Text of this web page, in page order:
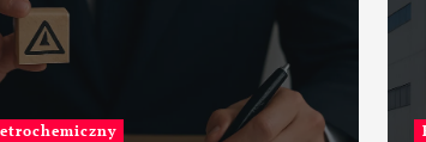
Fabryki na świecie